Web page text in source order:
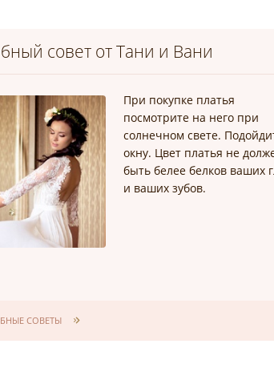
совет от Тани и Вани
При покупке платья
посмотрите на него при
солнечном свете.
окну. Цвет платья не
быть белее белков ваших
и ваших зубов.
СОВЕТЫ